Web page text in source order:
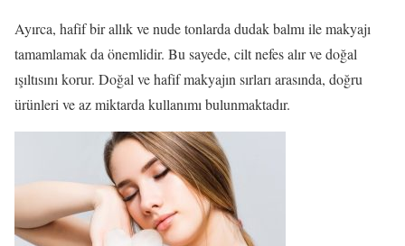
Ayırca, hafif bir allık ve nude tonlarda dudak balmı ile makyajı
tamamlamak da önemlidir. Bu sayede, cilt nefes alır ve doğal
ışıltısını korur. Doğal ve hafif makyajın sırları arasında, doğru
ürünleri ve az miktarda kullanımı bulunmaktadır.